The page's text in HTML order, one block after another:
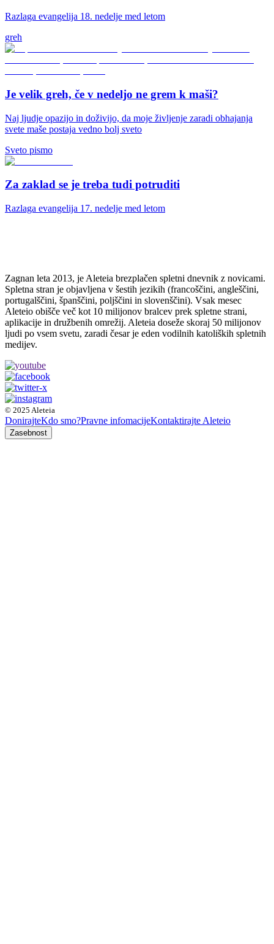
Razlaga evangelija 18. nedelje med letom
greh
Je velik greh, če v nedeljo ne grem k maši?
Naj ljudje opazijo in doživijo, da moje življenje zaradi obhajanja
svete maše postaja vedno bolj sveto
Sveto pismo
Za zaklad se je treba tudi potruditi
Razlaga evangelija 17. nedelje med letom
Zagnan leta 2013, je Aleteia brezplačen spletni dnevnik z novicami.
Spletna stran je objavljena v šestih jezikih (francoščini, angleščini,
portugalščini, španščini, poljščini in slovenščini). Vsak mesec
Aleteio obišče več kot 10 milijonov bralcev prek spletne strani,
aplikacije in družbenih omrežij. Aleteia doseže skoraj 50 milijonov
ljudi po vsem svetu, zaradi česar je eden vodilnih katoliških spletnih
medijev.
© 2025 Aleteia
DonirajteKdo smo?Pravne infomacijeKontaktirajte Aleteio
Zasebnost